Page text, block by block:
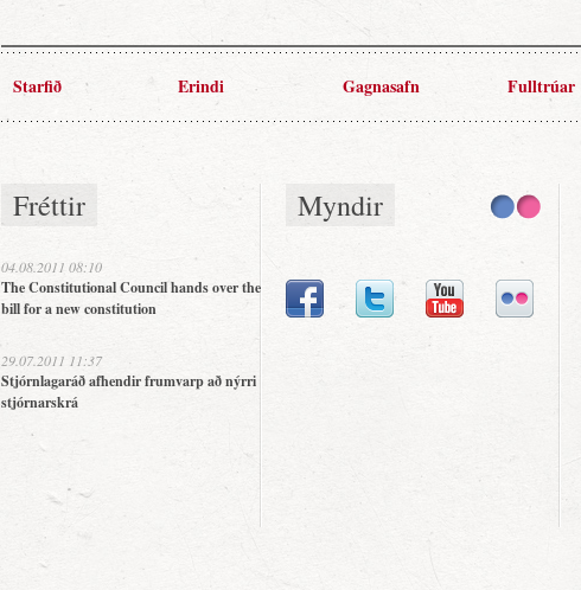
Starfið Erindi Gagnasafn Fulltrúar
Fréttir
04.08.2011 08:10
The Constitutional Council hands over the
bill for a new constitution
29.07.2011 11:37
Stjórnlagaráð afhendir frumvarp að nýrri
stjórnarskrá
Myndir